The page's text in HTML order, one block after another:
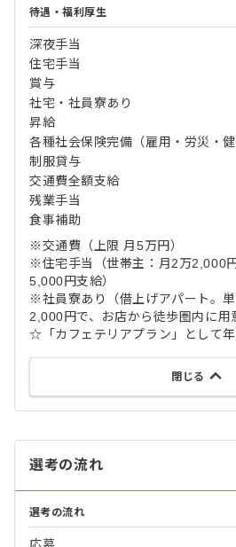
待遇・福利厚生
深夜手当
住宅手当
賞与
社宅・社員寮あり
昇給
各種社会保険完備（雇用・労災・健
制服貸与
交通費全額支給
残業手当
食事補助
※交通費（上限 月5万円）
※住宅手当（世帯主：月2万2,000
5,000円支給）
※社員寮あり（借上げアパート。
2,000円で、お店から徒歩圏内に用
☆「カフェテリアプラン」として
閉じる
選考の流れ
選考の流れ